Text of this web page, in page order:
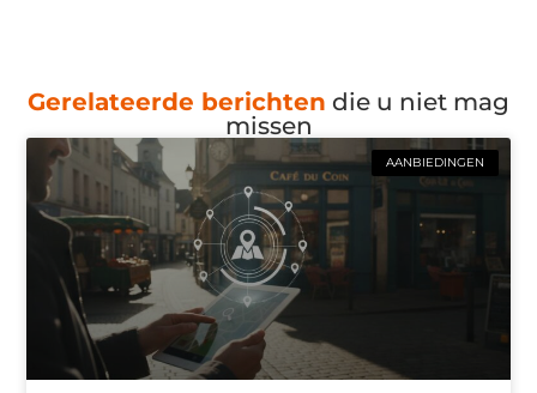
Gerelateerde berichten die u niet mag
missen
AANBIEDINGEN